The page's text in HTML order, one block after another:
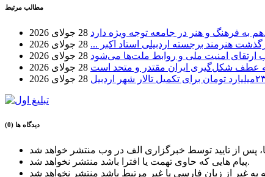
مطالب مرتبط
به فرهنگ و هنر در جامعه توجه ویژه دارد 28 جولای 2026
هنرمند برجسته اردبیلی استاد اکبر ... 28 جولای 2026
ارتقای امنیت ملی و روابط ملت‌ها می‌شود 28 جولای 2026
عطف شکل‌گیری ایران مقتدر و متحد است 28 جولای 2026
28 جولای 2026
دیدگاه ها (0)
پیام هایی که حاوی تهمت یا افترا باشد منتشر نخواهد شد.